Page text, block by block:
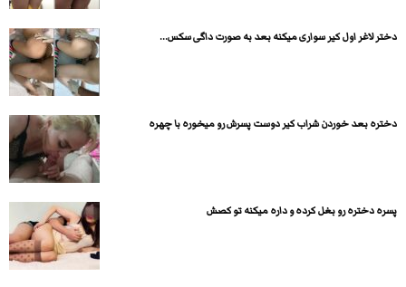
دختر لاغر اول کیر سواری میکنه بعد به صورت داگی سکس...
دختره بعد خوردن شراب کیر دوست پسرش رو میخوره با چهره
پسره دختره رو بغل کرده و داره میکنه تو کصش